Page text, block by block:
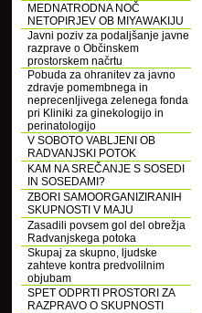
MEDNATRODNA NOČ
NETOPIRJEV OB MIYAWAKIJU
Javni poziv za podaljšanje javne
razprave o Občinskem
prostorskem načrtu
Pobuda za ohranitev za javno
zdravje pomembnega in
neprecenljivega zelenega fonda
pri Kliniki za ginekologijo in
perinatologijo
V SOBOTO VABLJENI OB
RADVANJSKI POTOK
KAM NA SREČANJE S SOSEDI
IN SOSEDAMI?
ZBORI SAMOORGANIZIRANIH
SKUPNOSTI V MAJU
Zasadili povsem gol del obrežja
Radvanjskega potoka
Skupaj za skupno, ljudske
zahteve kontra predvolilnim
objubam
SPET ODPRTI PROSTORI ZA
RAZPRAVO O SKUPNOSTI